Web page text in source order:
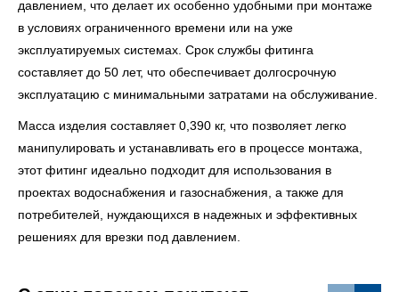
давлением, что делает их особенно удобными при монтаже
в условиях ограниченного времени или на уже
эксплуатируемых системах. Срок службы фитинга
составляет до 50 лет, что обеспечивает долгосрочную
эксплуатацию с минимальными затратами на обслуживание.
Масса изделия составляет 0,390 кг, что позволяет легко
манипулировать и устанавливать его в процессе монтажа,
этот фитинг идеально подходит для использования в
проектах водоснабжения и газоснабжения, а также для
потребителей, нуждающихся в надежных и эффективных
решениях для врезки под давлением.